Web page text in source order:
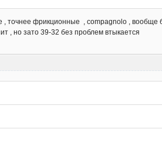
, точнее фрикционные , compagnolo , вообще
, но зато 39-32 без проблем втыкается